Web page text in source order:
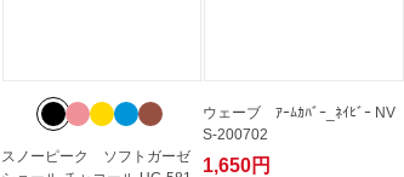
スノーピーク ソフトガーゼ
ウェーブ ｱｰﾑｶﾊﾞｰ_ﾈｲﾋﾞｰ NV
S-200702
1,650円